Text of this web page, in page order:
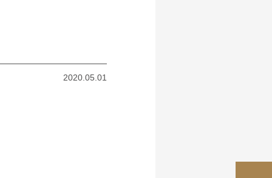
2020.05.01